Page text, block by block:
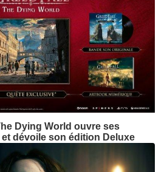
Dying World ouvre ses
dévoile son édition Deluxe